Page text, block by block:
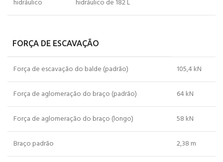
hidráulico
hidráulico de 182 L
FORÇA DE ESCAVAÇÃO
Força de escavação do balde (padrão) 105,4 kN
Força de aglomeração do braço (padrão) 64 kN
Força de aglomeração do braço (longo) 58 kN
Braço padrão 2,38 m